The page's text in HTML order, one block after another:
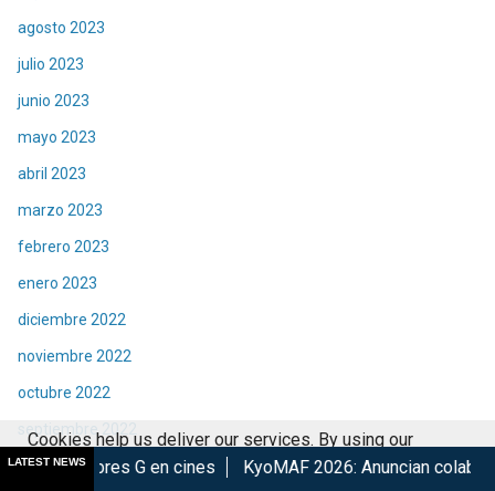
agosto 2023
julio 2023
junio 2023
mayo 2023
abril 2023
marzo 2023
febrero 2023
enero 2023
diciembre 2022
noviembre 2022
octubre 2022
septiembre 2022
agosto 2022
LATEST NEWS
cines KyoMAF 2026: Anuncian colaboraciones y
Cookies help us deliver our services. By using our
services, you agree to our use of cookies.
Got it